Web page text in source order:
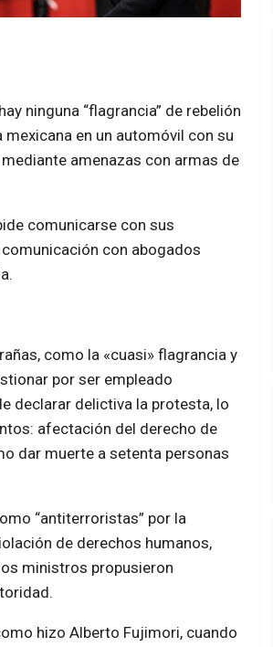
ninguna “flagrancia” de rebelión
en un automóvil con su
amenazas con armas de
comunicarse con sus
con abogados
como la «cuasi» flagrancia y
por ser empleado
declarar delictiva la protesta, lo
afectación del derecho de
dar muerte a setenta personas
“antiterroristas” por la
de derechos humanos,
ministros propusieron
hizo Alberto Fujimori, cuando